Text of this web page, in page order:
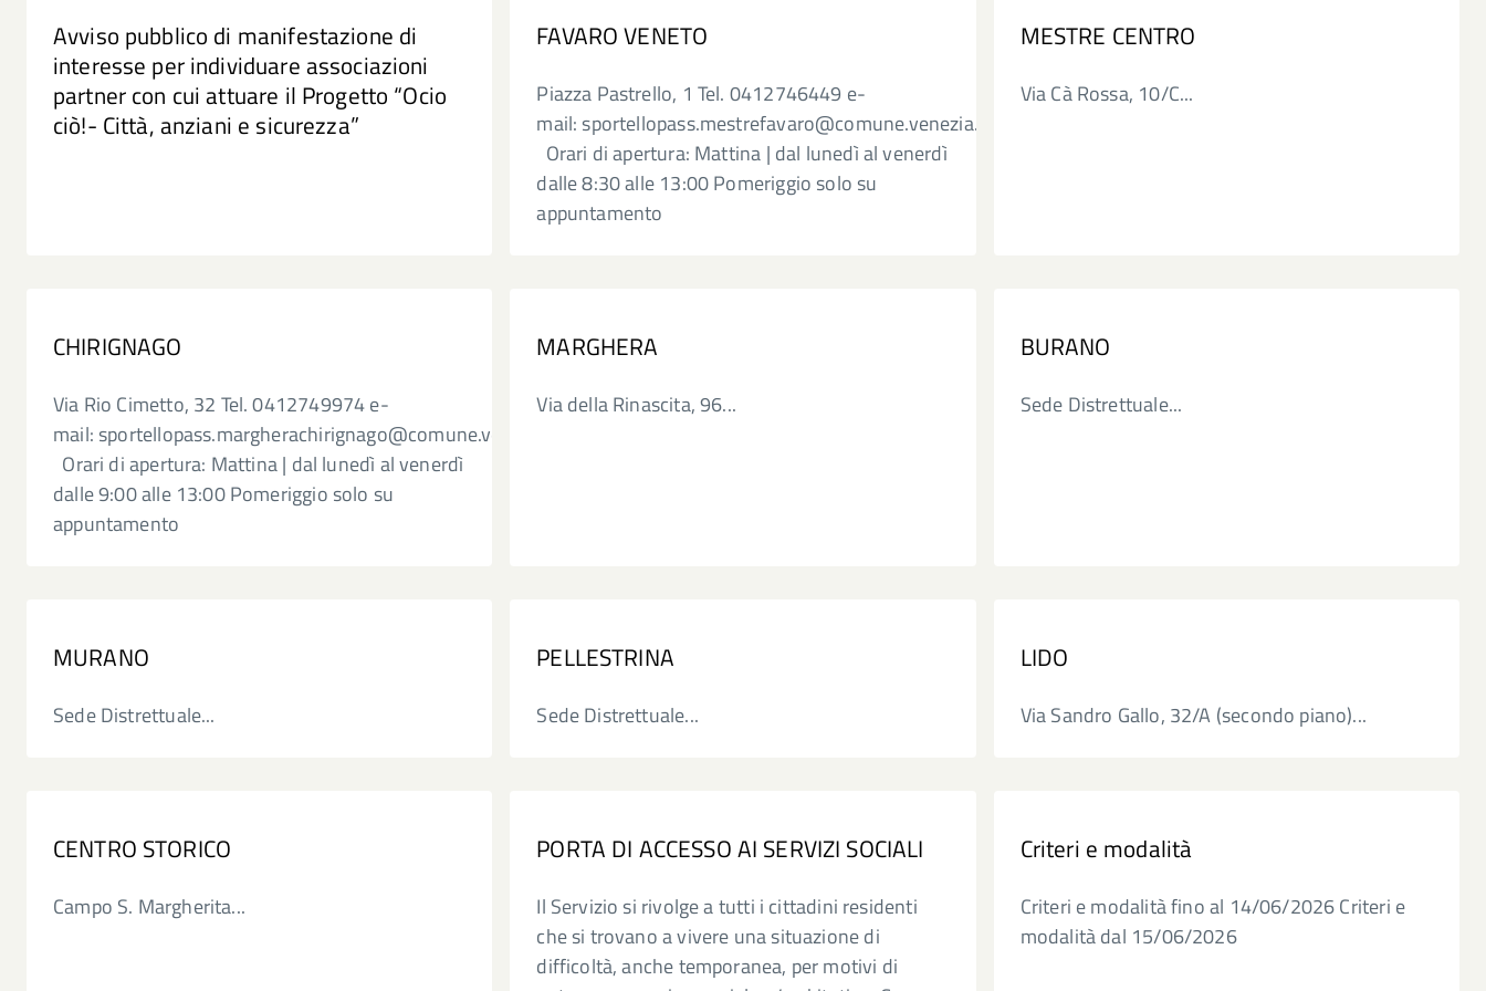
Avviso pubblico di manifestazione di
interesse per individuare associazioni
partner con cui attuare il Progetto “Ocio
ciò!- Città, anziani e sicurezza”
FAVARO VENETO
Piazza Pastrello, 1 Tel. 0412746449 e-
mail: sportellopass.mestrefavaro@comune.venezia.it
Orari di apertura: Mattina | dal lunedì al venerdì
dalle 8:30 alle 13:00 Pomeriggio solo su
appuntamento
MESTRE CENTRO
Via Cà Rossa, 10/C...
CHIRIGNAGO
Via Rio Cimetto, 32 Tel. 0412749974 e-
mail: sportellopass.margherachirignago@comune.venezia.it
Orari di apertura: Mattina | dal lunedì al venerdì
dalle 9:00 alle 13:00 Pomeriggio solo su
appuntamento
MARGHERA
Via della Rinascita, 96...
BURANO
Sede Distrettuale...
MURANO
Sede Distrettuale...
PELLESTRINA
Sede Distrettuale...
LIDO
Via Sandro Gallo, 32/A (secondo piano)...
CENTRO STORICO
Campo S. Margherita...
PORTA DI ACCESSO AI SERVIZI SOCIALI
Il Servizio si rivolge a tutti i cittadini residenti
che si trovano a vivere una situazione di
difficoltà, anche temporanea, per motivi di
Criteri e modalità
Criteri e modalità fino al 14/06/2026 Criteri e
modalità dal 15/06/2026